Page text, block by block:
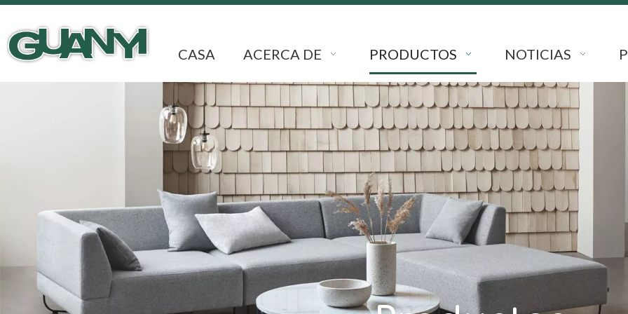
CASA ACERCA DE PRODUCTOS NOTICIAS